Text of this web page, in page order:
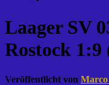
Laager SV
Rostock 1:9
Veröffentlicht von